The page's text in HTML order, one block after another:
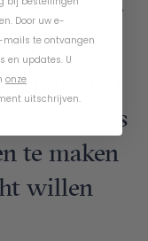
.
levens
te maken
willen
Door uw e-
te ontvangen
en updates. U
onze
uitschrijven.